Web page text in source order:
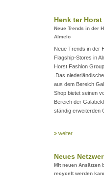
Henk ter Horst
Neue Trends in der
Almelo
Neue Trends in der
Flagship-Stores in
Horst Fashion
.Das
aus dem Bereich
Shop bietet seinen
Bereich der
ständig erweiterden
» weiter
Neues
Mit neuen Ansätzen
recycelt werden